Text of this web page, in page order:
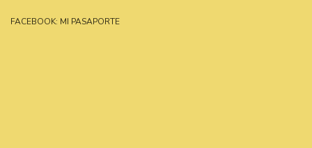
FACEBOOK: MI PASAPORTE